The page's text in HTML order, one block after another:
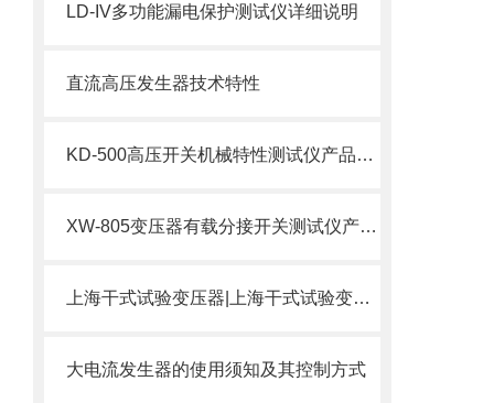
LD-IV多功能漏电保护测试仪详细说明
直流高压发生器技术特性
KD-500高压开关机械特性测试仪产品介绍
XW-805变压器有载分接开关测试仪产品介绍
上海干式试验变压器|上海干式试验变压器厂家讲述干变用途
大电流发生器的使用须知及其控制方式